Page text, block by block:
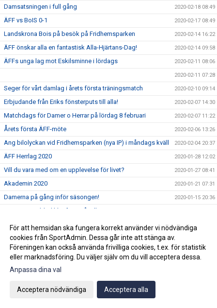
Damsatsningen i full gång 2020-02-18 08:49
ÄFF vs BoIS 0-1 2020-02-17 08:49
Landskrona Bois på besök på Fridhemsparken 2020-02-14 16:22
ÄFF önskar alla en fantastisk Alla-Hjärtans-Dag! 2020-02-14 09:58
ÄFFs unga lag mot Eskilsminne i lördags 2020-02-11 08:06
2020-02-11 07:28
Seger för vårt damlag i årets första träningsmatch 2020-02-10 09:14
Erbjudande från Eriks fönsterputs till alla! 2020-02-07 14:30
Matchdags för Damer o Herrar på lördag 8 februari 2020-02-07 11:22
Årets första ÄFF-möte 2020-02-06 13:26
Ang bilolyckan vid Fridhemsparken (nya IP) i måndags kväll 2020-02-04 20:37
ÄFF Herrlag 2020 2020-01-28 12:02
Vill du vara med om en upplevelse för livet? 2020-01-27 08:41
Akademin 2020 2020-01-21 07:31
Damerna på gång inför säsongen! 2020-01-15 20:36
Björn Westerblad klar för ett år till
Träningarna är i full gång på Fridhemsparken 2020-01-14 11:17
Julhälsning! 2019-12-20 07:42
3:e advent=3 stjärnor
Wilma Törnqvist klar för ÄFF
För att hemsidan ska fungera korrekt använder vi nödvändiga
cookies från SportAdmin. Dessa går inte att stänga av.
Föreningen kan också använda frivilliga cookies, t.ex. för statistik
eller marknadsföring. Du väljer själv om du vill acceptera dessa.
Anpassa dina val
Acceptera nödvändiga Acceptera alla